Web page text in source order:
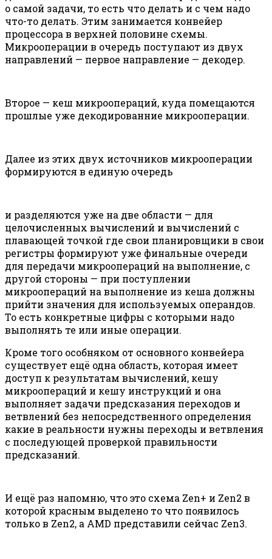
о самой задачи, то есть что делать и с чем надо
что-то делать. Этим занимается конвейер
процессора в верхней половине схемы.
Микрооперации в очередь поступают из двух
направлений — первое направление — декодер.
Второе — кеш микроопераций, куда помещаются
прошлые уже декодированние микрооперации.
Далее из этих двух источников микрооперации
формируются в единую очередь
и разделяются уже на две области — для
целочисленных вычислений и вычислений с
плавающей точкой где свои планировщики в свои
регистры формируют уже финальные очереди
для передачи микроопераций на выполнение, с
другой стороны — при поступлении
микроопераций на выполнение из кеша должны
прийти значения для используемых операндов.
То есть конкретные цифры с которыми надо
выполнять те или иные операции.
Кроме того особняком от основного конвейера
существует ещё одна область, которая имеет
доступ к результатам вычислений, кешу
микроопераций и кешу инструкций и она
выполняет задачи предсказания переходов и
ветвлений без непосредственного определения
какие в реальности нужны переходы и ветвления
с последующей проверкой правильности
предсказаний.
И ещё раз напомню, что это схема Zen+ и Zen2 в
которой красным выделено то что появилось
только в Zen2, а AMD представили сейчас Zen3.